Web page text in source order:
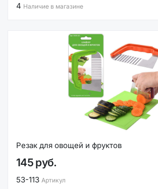
4 Наличие в магазине
Резак для овощей и фруктов
145 руб.
53-113 Артикул